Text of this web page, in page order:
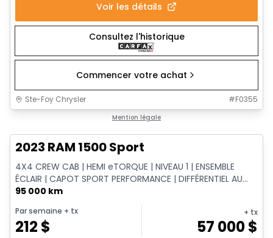
Voir les détails
Consultez l'historique
Commencer votre achat
Ste-Foy Chrysler #F0355
Mention légale
2023 RAM 1500 Sport
4X4 CREW CAB | HEMI eTORQUE | NIVEAU 1 | ENSEMBLE
ÉCLAIR | CAPOT SPORT PERFORMANCE | DIFFÉRENTIEL AU...
95 000 km
Par semaine + tx
212 $
+ tx
57 000$